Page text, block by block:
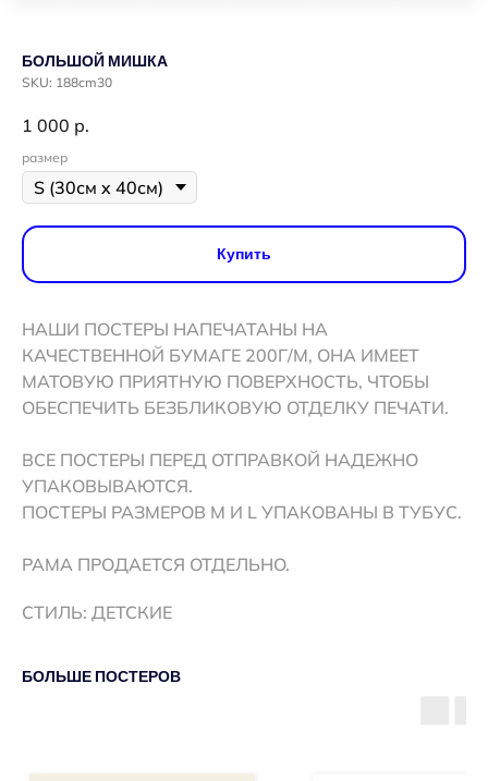
БОЛЬШОЙ МИШКА
SKU: 188cm30
1 000 р.
размер
Купить
НАШИ ПОСТЕРЫ НАПЕЧАТАНЫ НА
КАЧЕСТВЕННОЙ БУМАГЕ 200Г/М, ОНА ИМЕЕТ
МАТОВУЮ ПРИЯТНУЮ ПОВЕРХНОСТЬ, ЧТОБЫ
ОБЕСПЕЧИТЬ БЕЗБЛИКОВУЮ ОТДЕЛКУ ПЕЧАТИ.
ВСЕ ПОСТЕРЫ ПЕРЕД ОТПРАВКОЙ НАДЕЖНО
УПАКОВЫВАЮТСЯ.
ПОСТЕРЫ РАЗМЕРОВ M И L УПАКОВАНЫ В ТУБУС.
РАМА ПРОДАЕТСЯ ОТДЕЛЬНО.
СТИЛЬ: ДЕТСКИЕ
БОЛЬШЕ ПОСТЕРОВ